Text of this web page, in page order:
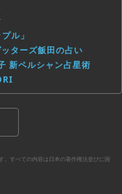
ル」
ターズ飯田の占い
新ペルシャン占星術
すべての内容は日本の著作権法並びに国